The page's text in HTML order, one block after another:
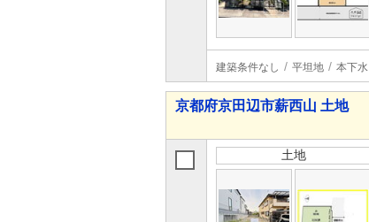
建築条件なし 平坦地 本下水
京都府京田辺市薪西山 土地
土地